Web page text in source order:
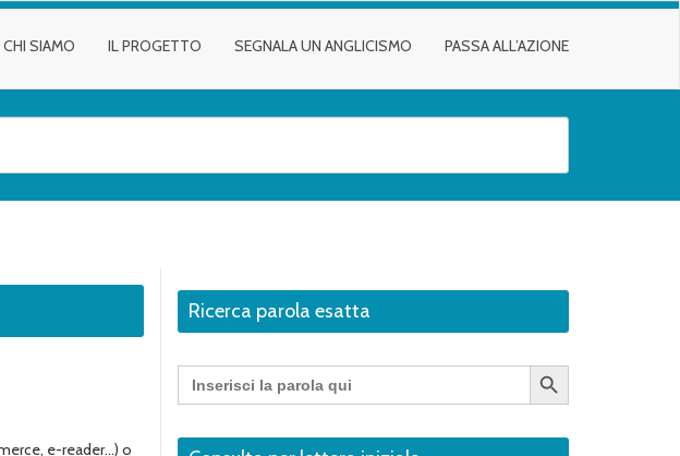
CHI SIAMO IL PROGETTO SEGNALA UN ANGLICISMO PASSA ALL’AZIONE
e-reader…) o
Ricerca parola esatta
Search
for:
Search Button